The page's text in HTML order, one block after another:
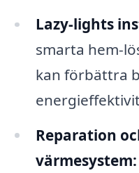
Lazy-lights
smarta hem-
kan förbättra
Reparation
värmesystem: